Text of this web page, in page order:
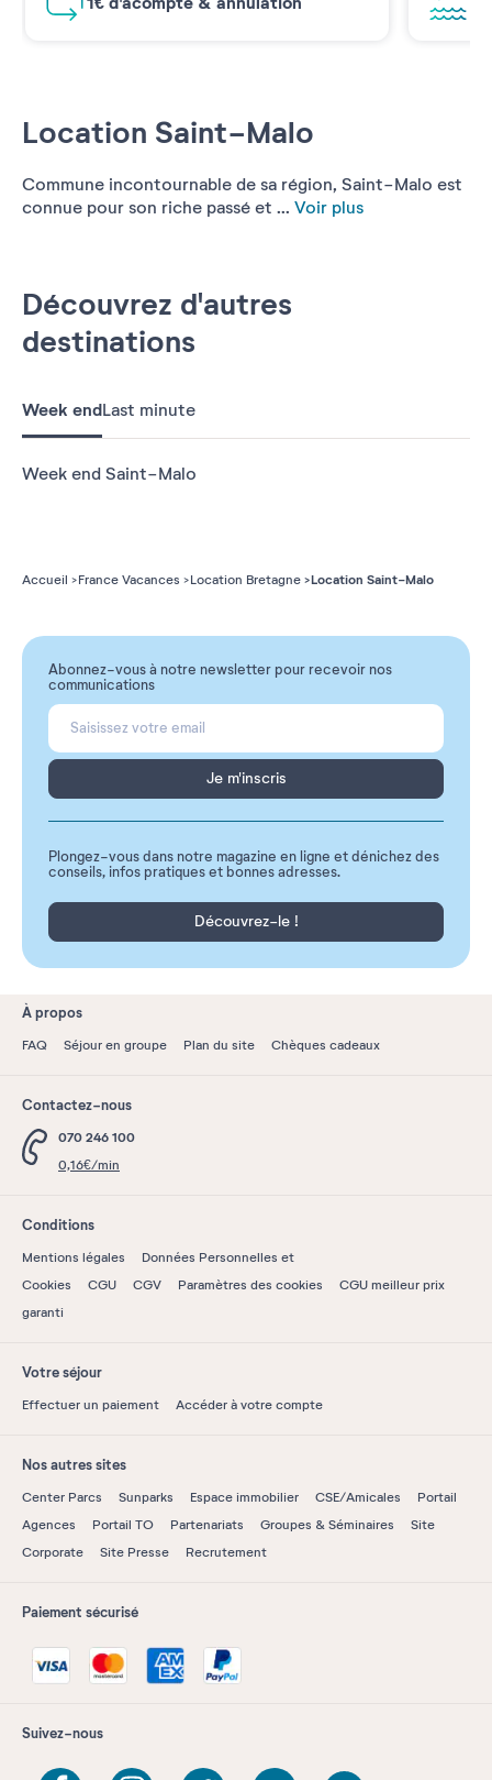
Location Saint-Malo
Commune incontournable de sa région, Saint-Malo est
connue pour son riche passé et ... Voir plus
Découvrez d'autres
destinations
Week endLast minute
Week end Saint-Malo
Accueil France Vacances Location Bretagne Location Saint-Malo
Abonnez-vous à notre newsletter pour recevoir nos
communications
Je m'inscris
Plongez-vous dans notre magazine en ligne et dénichez des
conseils, infos pratiques et bonnes adresses.
Découvrez-le !
À propos
FAQ Séjour en groupe Plan du site Chèques cadeaux
Contactez-nous
070 246 100
0,16€/min
Conditions
Mentions légales
Données Personnelles et
Cookies
CGU CGV Paramètres des cookies
CGU meilleur prix
garanti
Votre séjour
Effectuer un paiement Accéder à votre compte
Nos autres sites
Center Parcs Sunparks Espace immobilier CSE/Amicales
Portail
Agences
Portail TO Partenariats Groupes & Séminaires
Site
Corporate
Site Presse Recrutement
Paiement sécurisé
Suivez-nous